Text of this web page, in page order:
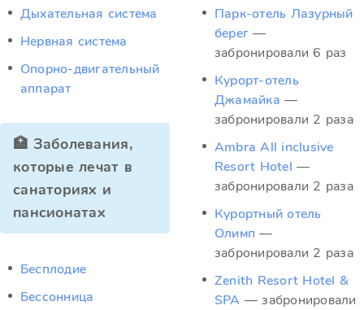
Дыхательная система
Нервная система
Опорно-двигательный
аппарат
🏥 Заболевания,
которые лечат в
санаториях и
пансионатах
Бесплодие
Бессонница
Парк-отель Лазурный
берег —
забронировали 6 раз
Курорт-отель
Джамайка —
забронировали 2 раза
Ambra All inclusive
Resort Hotel —
забронировали 2 раза
Курортный отель
Олимп —
забронировали 2 раза
Zenith Resort Hotel &
SPA — забронировали